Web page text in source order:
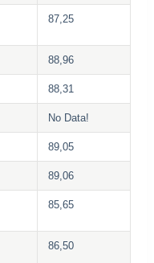
87,25
88,96
88,31
No Data!
89,05
89,06
85,65
86,50